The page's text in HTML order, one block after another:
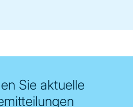
Sie aktuelle